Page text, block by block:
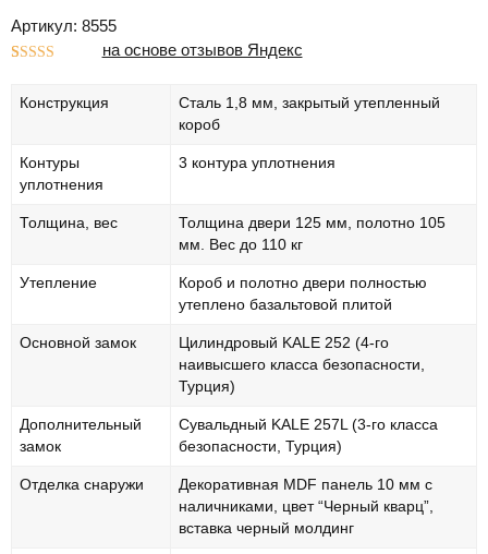
Артикул: 8555
основе
на основе отзывов Яндекс
Конструкция
Сталь 1,8 мм, закрытый утепленный
короб
Контуры
уплотнения
3 контура уплотнения
Толщина, вес
Толщина двери 125 мм, полотно 105
мм. Вес до 110 кг
Утепление
Короб и полотно двери полностью
утеплено базальтовой плитой
Основной замок
Цилиндровый KALE 252 (4-го
наивысшего класса безопасности,
Турция)
Дополнительный
замок
Сувальдный KALE 257L (3-го класса
безопасности, Турция)
Отделка снаружи
Декоративная MDF панель 10 мм с
наличниками, цвет “Черный кварц”,
вставка черный молдинг